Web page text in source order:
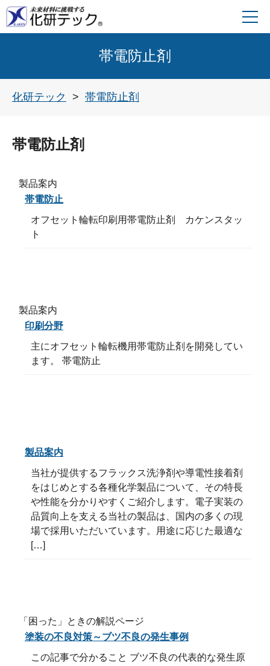
帯電防止剤
化研テック 帯電防止剤
帯電防止剤
製品案内
帯電防止
オフセット輪転印刷用帯電防止剤 カケンスタッ
ト
製品案内
印刷分野
主にオフセット輪転機用帯電防止剤を開発してい
ます。 帯電防止
製品案内
当社が提供するフラックス洗浄剤や導電性接着剤
をはじめとする各種化学製品について、その特長
や性能を分かりやすくご紹介します。電子実装の
品質向上を支える当社の製品は、国内の多くの現
場で採用いただいています。用途に応じた最適な
[…]
「困った」ときの解説ページ
塗装の不良対策～ブツ不良の発生事例
この記事で分かること ブツ不良の代表的な発生原